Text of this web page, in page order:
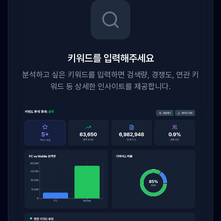
키워드를 입력해주세요
분석하고 싶은 키워드를 입력하면 검색량, 경쟁도, 연관 키
워드 등 상세한 인사이트를 제공합니다.